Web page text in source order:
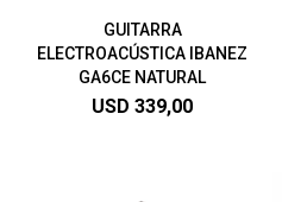
GUITARRA
ELECTROACÚSTICA IBANEZ
GA6CE NATURAL
USD 339,00